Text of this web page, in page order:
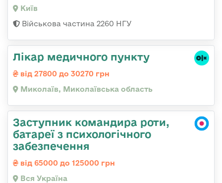
Київ
Військова частина 2260 НГУ
Лікар медичного пункту
від 27800 до 30270 грн
Миколаїв, Миколаївська область
Заступник командира роти,
батареї з психологічного
забезпечення
від 65000 до 125000 грн
Вся Україна